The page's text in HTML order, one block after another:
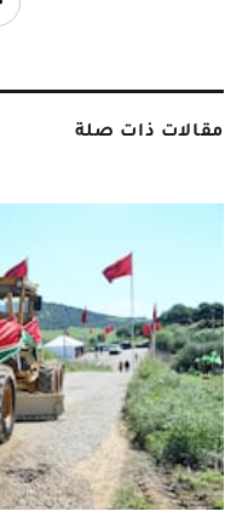
مقالات ذات صلة